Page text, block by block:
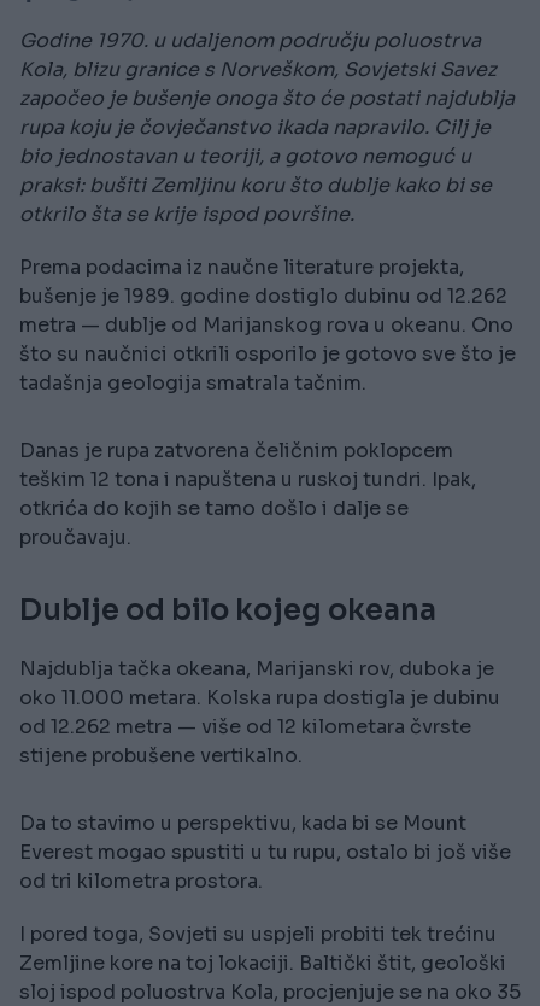
Godine 1970. u udaljenom području poluostrva
Kola, blizu granice s Norveškom, Sovjetski Savez
započeo je bušenje onoga što će postati najdublja
rupa koju je čovječanstvo ikada napravilo. Cilj je
bio jednostavan u teoriji, a gotovo nemoguć u
praksi: bušiti Zemljinu koru što dublje kako bi se
otkrilo šta se krije ispod površine.
Prema podacima iz naučne literature projekta,
bušenje je 1989. godine dostiglo dubinu od 12.262
metra — dublje od Marijanskog rova u okeanu. Ono
što su naučnici otkrili osporilo je gotovo sve što je
tadašnja geologija smatrala tačnim.
Danas je rupa zatvorena čeličnim poklopcem
teškim 12 tona i napuštena u ruskoj tundri. Ipak,
otkrića do kojih se tamo došlo i dalje se
proučavaju.
Dublje od bilo kojeg okeana
Najdublja tačka okeana, Marijanski rov, duboka je
oko 11.000 metara. Kolska rupa dostigla je dubinu
od 12.262 metra — više od 12 kilometara čvrste
stijene probušene vertikalno.
Da to stavimo u perspektivu, kada bi se Mount
Everest mogao spustiti u tu rupu, ostalo bi još više
od tri kilometra prostora.
I pored toga, Sovjeti su uspjeli probiti tek trećinu
Zemljine kore na toj lokaciji. Baltički štit, geološki
sloj ispod poluostrva Kola, procjenjuje se na oko 35